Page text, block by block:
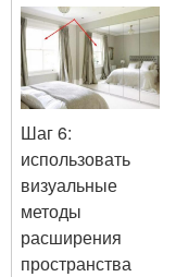
Шаг 6:
использовать
визуальные
методы
расширения
пространства